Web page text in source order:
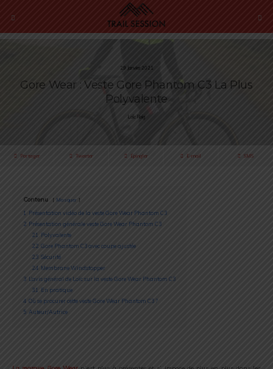
29 Janvier 2021
Gore Wear : Veste Gore Phantom C3 La Plus
Polyvalente
Loïc Roig
Partager Tweeter Épingler E-mail SMS
Contenu Masquer
1
Présentation vidéo de la veste Gore Wear Phantom C3
2 Présentation générale veste Gore Wear Phantom C3
2.1
Polyvalente
2.2 Gore Phantom C3 avec coupe ajustée
2.3 Sécurité
2.4 Membrane Windstopper
3 L’avis général de Loïc sur la veste Gore Wear Phantom C3
3.1
En pratique
4 Où se procurer cette veste Gore Wear Phantom C3 ?
5 Auteur/Autrice